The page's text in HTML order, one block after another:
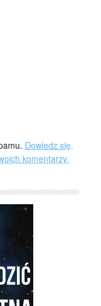
Dowiedz się,
komentarzy.